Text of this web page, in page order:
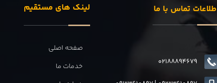
لینک های مستقیم
صفحه اصلی
خدمات ما
تماس با ما
02188894679